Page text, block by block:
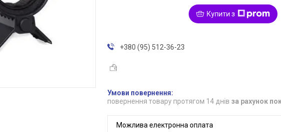
Купити з
+380 (95) 512-36-23
повернення товару протягом 14 днів за рахунок